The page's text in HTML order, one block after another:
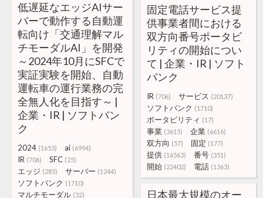
低遅延なエッジAIサー
バーで動作する自動運
転向け「交通理解マル
チモーダルAI」を開発
～2024年10月にSFCで
実証実験を開始、自動
運転車の運行業務の完
全無人化を目指す～ |
企業・IR | ソフトバン
ク
2024 (1653) ai (6994)
IR (706) SFC (25)
エッジ (285) サーバー (1244)
ソフトバンク (1710)
マルチモーダル (32)
固定電話サービス提
供事業者間における
双方向番号ポータビ
リティの開始につい
て | 企業・IR | ソフト
バンク
IR (706) サービス (20137)
ソフトバンク (1710)
ポータビリティ (17)
事業 (3615) 企業 (6616)
双方向 (57) 固定 (177)
提供 (16563) 番号 (351)
開始 (22402) 電話 (1363)
日本最大規模のオー